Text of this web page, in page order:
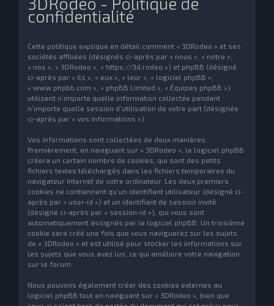
confidentialité
Cette politique explique en détail comment « 3DRodeo » et ses
sociétés affiliées (désignés ci-après par « nous », « notre »,
« nos », « 3DRodeo », « https://3d.rodeo ») et phpBB (désigné
ci-après par « ils », « eux », « leur », « logiciel phpBB »,
« www.phpbb.com », « phpBB Limited », « Équipes phpBB »)
utilisent n’importe quelle information collectée pendant
n’importe quelle session d’utilisation de votre part (désignée
ci-après par « vos informations »).
Vos informations sont collectées de deux manières.
Premièrement, en naviguant sur « 3DRodeo », le logiciel phpBB
créera un certain nombre de cookies, qui sont des petits
fichiers textes téléchargés dans les fichiers temporaires du
navigateur Internet de votre ordinateur. Les deux premiers
cookies ne contiennent qu’un identifiant utilisateur (désigné ci-
après par « user-id ») et un identifiant de session invité
(désigné ci-après par « session-id »), qui vous sont
automatiquement assignés par le logiciel phpBB. Un troisième
cookie sera créé une fois que vous naviguerez sur les sujets
de « 3DRodeo » et est utilisé pour stocker les informations sur
les sujets que vous avez lus, ce qui améliore votre navigation
sur le forum.
Nous pouvons également créer des cookies externes au
logiciel phpBB tout en naviguant sur « 3DRodeo », bien que